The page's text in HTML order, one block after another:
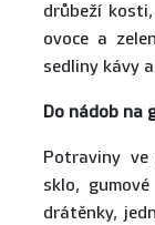
drůbeží
ovoce a
sedliny kávy
Do nádob na
Potraviny ve
sklo,
drátěnky,